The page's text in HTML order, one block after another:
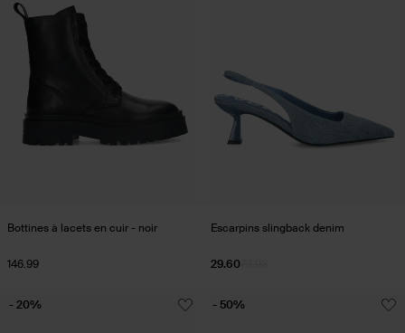
Bottines à lacets en cuir - noir
146.99
Escarpins slingback denim
29.60
- 20% - 50%